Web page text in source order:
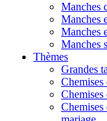
Manches
Manches
Manches
Manches
Thèmes
Grandes
Chemises
Chemises